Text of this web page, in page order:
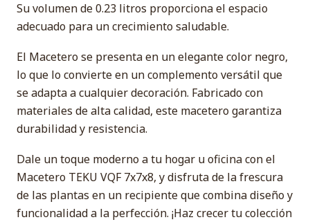
Su volumen de 0.23 litros proporciona el espacio
adecuado para un crecimiento saludable.
El Macetero se presenta en un elegante color negro,
lo que lo convierte en un complemento versátil que
se adapta a cualquier decoración. Fabricado con
materiales de alta calidad, este macetero garantiza
durabilidad y resistencia.
Dale un toque moderno a tu hogar u oficina con el
Macetero TEKU VQF 7x7x8, y disfruta de la frescura
de las plantas en un recipiente que combina diseño y
funcionalidad a la perfección. ¡Haz crecer tu colección